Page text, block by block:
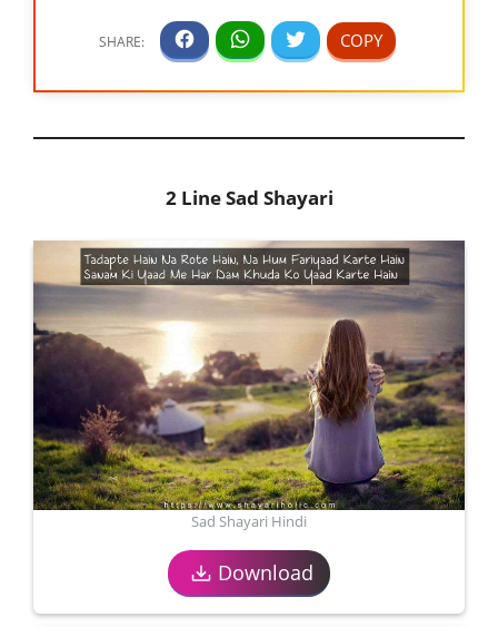
2 Line Sad Shayari
Sad Shayari Hindi
Download